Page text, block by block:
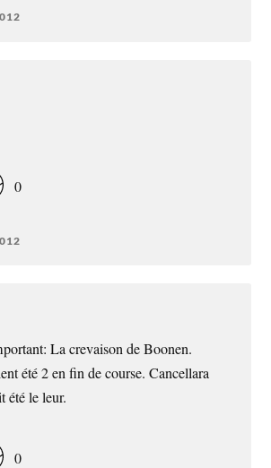
0
La crevaison de Boonen.
été 2 en fin de course. Cancellara
été le leur.
0